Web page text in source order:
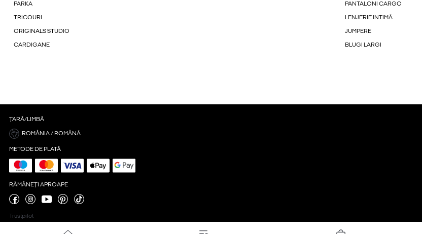
PARKA PANTALONI CARGO
TRICOURI LENJERIE INTIMĂ
ORIGINALS STUDIO JUMPERE
CARDIGANE BLUGI LARGI
ȚARĂ/LIMBĂ
ROMÂNIA / ROMÂNĂ
METODE DE PLATĂ
RĂMÂNEȚI APROAPE
Trustpilot